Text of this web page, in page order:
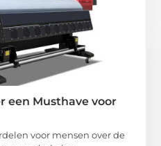
een Musthave voor
voor mensen over de